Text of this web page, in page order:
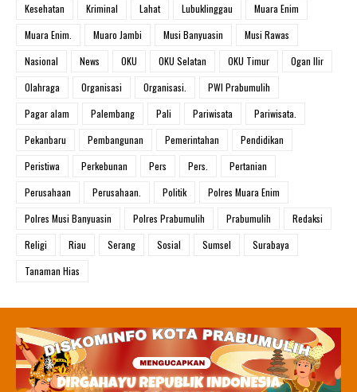
Kesehatan
Kriminal Lahat Lubuklinggau
Muara Enim
Muara Enim.
Muaro Jambi Musi Banyuasin
Musi Rawas
Nasional
News OKU OKU Selatan OKU Timur
Ogan Ilir
Olahraga
Organisasi Organisasi.
PWI Prabumulih
Pagar alam
Palembang Pali Pariwisata
Pariwisata.
Pekanbaru
Pembangunan Pemerintahan
Pendidikan
Peristiwa
Perkebunan Pers Pers.
Pertanian
Perusahaan
Perusahaan. Politik
Polres Muara Enim
Polres Musi Banyuasin
Polres Prabumulih Prabumulih
Redaksi
Religi
Riau Serang Sosial Sumsel
Surabaya
Tanaman Hias